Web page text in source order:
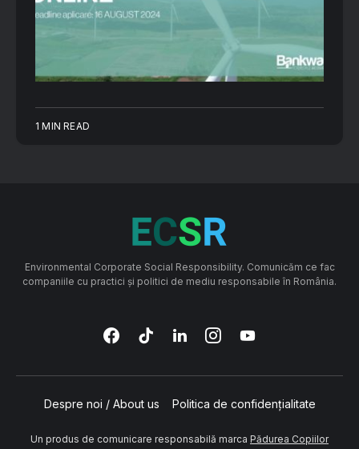
1 MIN READ
Environmental Corporate Social Responsibility. Comunicăm ce fac
companiile cu practici și politici de mediu responsabile în România.
Despre noi / About us Politica de confidențialitate
Un produs de comunicare responsabilă marca Pădurea Copiilor